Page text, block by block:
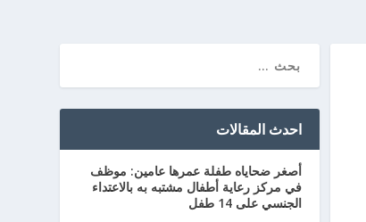
احدث المقالات
أصغر ضحاياه طفلة عمرها عامين: موظف
في مركز رعاية أطفال مشتبه به بالاعتداء
الجنسي على 14 طفل